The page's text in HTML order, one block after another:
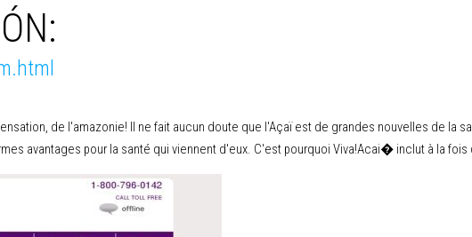
de l'amazonie! Il ne fait aucun doute que l'Açaï est de grandes nouvelles de la
avantages pour la santé qui viennent d'eux. C'est pourquoi Viva!Acai� inclut à la fois